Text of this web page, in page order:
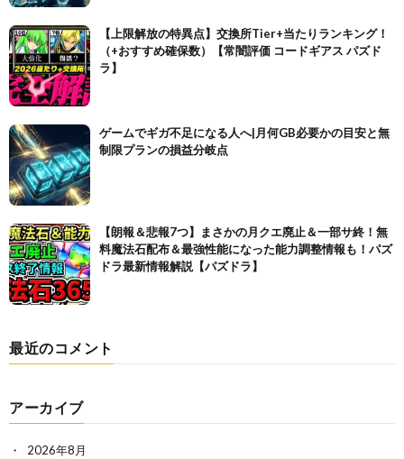
【上限解放の特異点】交換所Tier+当たりランキング！
（+おすすめ確保数）【常闇評価 コードギアス パズド
ラ】
ゲームでギガ不足になる人へ|月何GB必要かの目安と無
制限プランの損益分岐点
【朗報＆悲報7つ】まさかの月クエ廃止＆一部サ終！無
料魔法石配布＆最強性能になった能力調整情報も！パズ
ドラ最新情報解説【パズドラ】
最近のコメント
アーカイブ
2026年8月